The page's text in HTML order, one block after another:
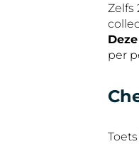
Zelfs
per